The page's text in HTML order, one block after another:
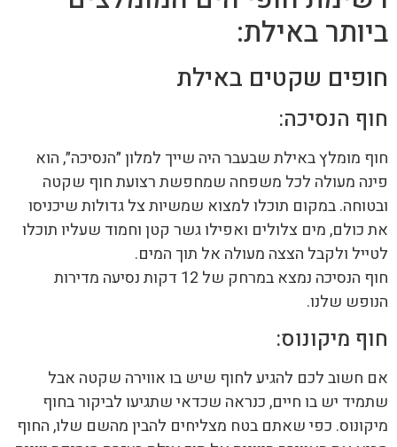
ביותר באילת:
חופים שקטים באילת
חוף הנסיכה:
חוף מומלץ באילת שבעבר היה שייך למלון ״הנסיכה״, הוא
פינה מעולה לכל משפחה שמחפשת רצועת חוף שקטה
ובטוחה. במקום תוכלו למצוא שמשיות צל גדולות שיכניסו
את כולם, מים צלולים ואפילו גשר קטן וחמוד שעליו תוכלו
לטייל ולקבל הצצה מעולה אל תוך המים.
חוף הנסיכה נמצא במרחק של 12 דקות נסיעה מדירות
הנופש שלנו.
חוף מיקונוס:
אם חשוב לכם להגיע לחוף שיש בו אווירה שקטה אבל
שתמיד יש בו חיים, כנראה שכדאי שתגיעו לביקור בחוף
מיקונוס. כפי שאתם בטח מצליחים להבין מהשם שלו, החוף